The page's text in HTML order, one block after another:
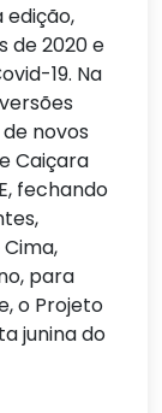
edição,
de 2020 e
19. Na
novos
Caiçara
fechando
para
o Projeto
junina do